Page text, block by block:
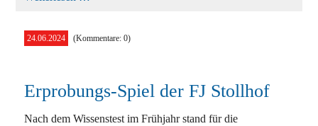
F-
24.06.2024 (Kommentare: 0)
Erprobungs-Spiel der FJ Stollhof
Nach dem Wissenstest im Frühjahr stand für die